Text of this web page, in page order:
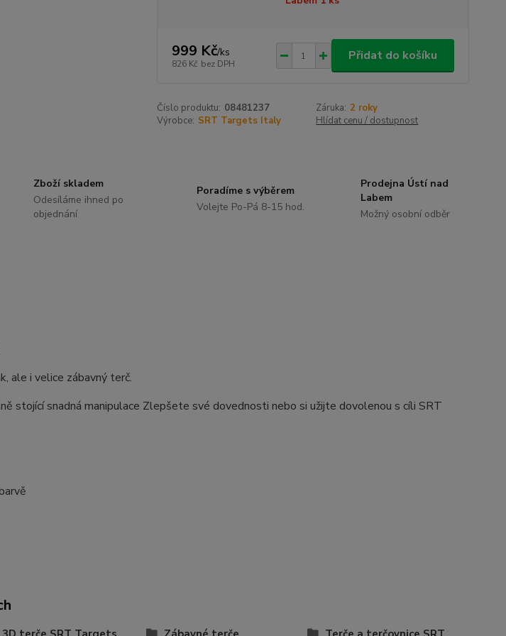
999 Kč/ks
826 Kč bez DPH
Přidat do košíku
Číslo produktu: 08481237 Záruka: 2 roky
Výrobce: SRT Targets Italy Hlídat cenu / dostupnost
Zboží skladem
Odesíláme ihned po
objednání
Poradíme s výběrem
Volejte Po-Pá 8-15 hod.
Prodejna Ústí nad
Labem
Možný osobní odběr
ale i velice zábavný terč.
stojící snadná manipulace Zlepšete své dovednosti nebo si užijte dovolenou s cíli SRT